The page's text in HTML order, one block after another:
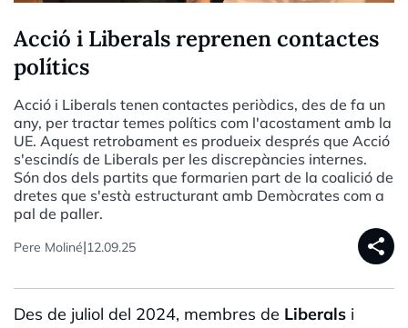
Acció i Liberals reprenen contactes
polítics
Acció i Liberals tenen contactes periòdics, des de fa un
any, per tractar temes polítics com l'acostament amb la
UE. Aquest retrobament es produeix després que Acció
s'escindís de Liberals per les discrepàncies internes.
Són dos dels partits que formarien part de la coalició de
dretes que s'està estructurant amb Demòcrates com a
pal de paller.
Pere Moliné|12.09.25 share
Des de juliol del 2024, membres de Liberals i